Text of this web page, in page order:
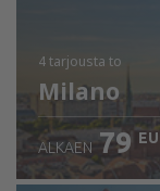
4 tarjousta to
Milano
ALKAEN 79